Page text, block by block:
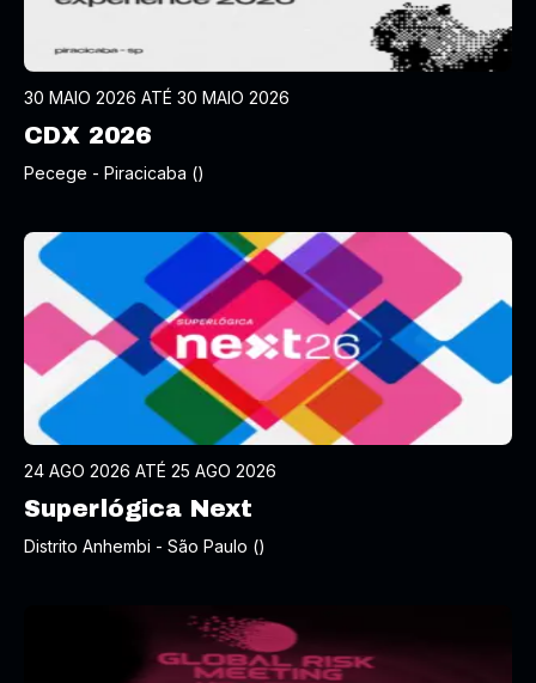
30 MAIO 2026 ATÉ 30 MAIO 2026
CDX 2026
Pecege - Piracicaba ()
24 AGO 2026 ATÉ 25 AGO 2026
Superlógica Next
Distrito Anhembi - São Paulo ()